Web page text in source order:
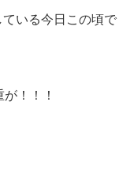
いる今日この頃で
！！！